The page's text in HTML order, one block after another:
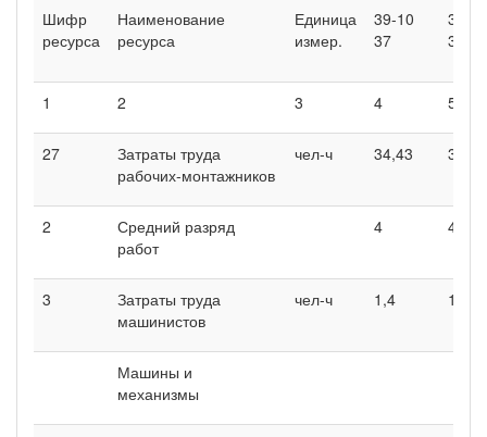
Шифр
ресурса
Наименование
ресурса
Единица
измер.
39-10
37
39-10
38
1 2 3 4 5
27
Затраты труда
рабочих-монтажников
чел-ч 34,43 33,43
2
Средний разряд
работ
4 4
3
Затраты труда
машинистов
чел-ч 1,4 1,4
Машины и
механизмы